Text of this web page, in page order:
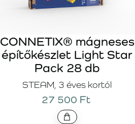
STEAM, 3 éves kortól
CONNETIX® mágneses
építőkészlet Light Star
Pack 28 db
27 500 Ft